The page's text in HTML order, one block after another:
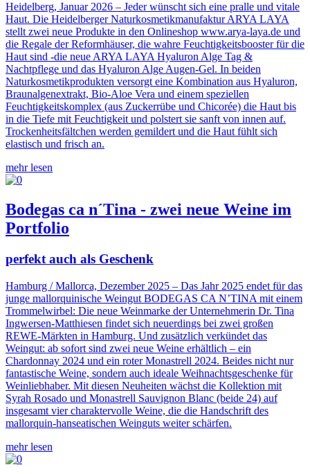
Heidelberg, Januar 2026 – Jeder wünscht sich eine pralle und vitale
Haut. Die Heidelberger Naturkosmetikmanufaktur ARYA LAYA
stellt zwei neue Produkte in den Onlineshop www.arya-laya.de und
die Regale der Reformhäuser, die wahre Feuchtigkeitsbooster für die
Haut sind -die neue ARYA LAYA Hyaluron Alge Tag &
Nachtpflege und das Hyaluron Alge Augen-Gel. In beiden
Naturkosmetikprodukten versorgt eine Kombination aus Hyaluron,
Braunalgenextrakt, Bio-Aloe Vera und einem speziellen
Feuchtigkeitskomplex (aus Zuckerrübe und Chicorée) die Haut bis
in die Tiefe mit Feuchtigkeit und polstert sie sanft von innen auf.
Trockenheitsfältchen werden gemildert und die Haut fühlt sich
elastisch und frisch an.
mehr lesen
Bodegas ca n´Tina - zwei neue Weine im
Portfolio
perfekt auch als Geschenk
Hamburg / Mallorca, Dezember 2025 – Das Jahr 2025 endet für das
junge mallorquinische Weingut BODEGAS CA N’TINA mit einem
Trommelwirbel: Die neue Weinmarke der Unternehmerin Dr. Tina
Ingwersen-Matthiesen findet sich neuerdings bei zwei großen
REWE-Märkten in Hamburg. Und zusätzlich verkündet das
Weingut: ab sofort sind zwei neue Weine erhältlich – ein
Chardonnay 2024 und ein roter Monastrell 2024. Beides nicht nur
fantastische Weine, sondern auch ideale Weihnachtsgeschenke für
Weinliebhaber. Mit diesen Neuheiten wächst die Kollektion mit
Syrah Rosado und Monastrell Sauvignon Blanc (beide 24) auf
insgesamt vier charaktervolle Weine, die die Handschrift des
mallorquin-hanseatischen Weinguts weiter schärfen.
mehr lesen